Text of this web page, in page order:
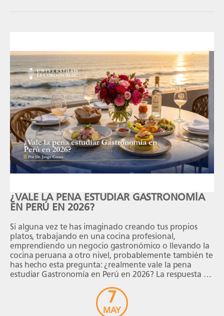
7
MAY
¿VALE LA PENA ESTUDIAR GASTRONOMÍA
EN PERÚ EN 2026?
Si alguna vez te has imaginado creando tus propios
platos, trabajando en una cocina profesional,
emprendiendo un negocio gastronómico o llevando la
cocina peruana a otro nivel, probablemente también te
has hecho esta pregunta: ¿realmente vale la pena
estudiar Gastronomía en Perú en 2026? La respuesta no